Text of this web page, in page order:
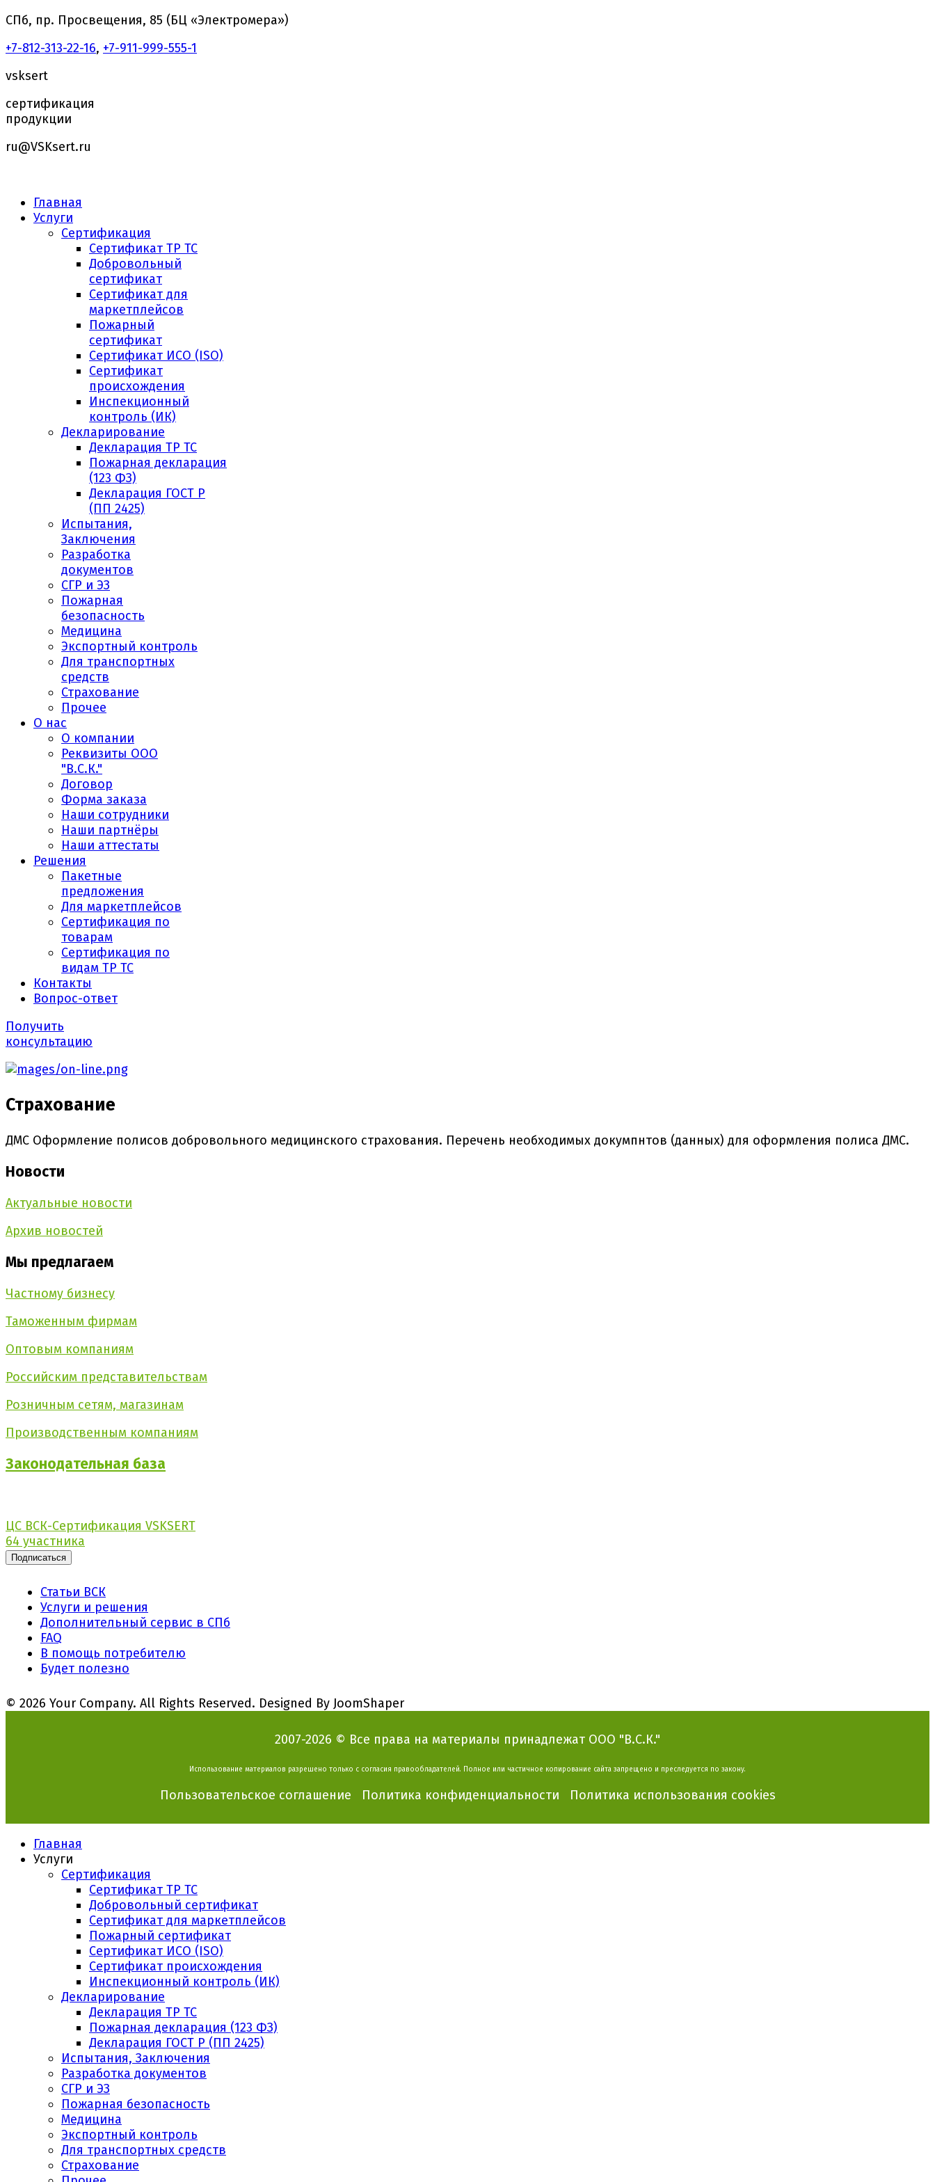
СПб, пр. Просвещения, 85 (БЦ «Электромера»)
+7-812-313-22-16, +7-911-999-555-1
vsksert
сертификация
продукции
ru@VSKsert.ru
Главная
Услуги
Сертификация
Сертификат ТР ТС
Добровольный
сертификат
Сертификат для
маркетплейсов
Пожарный
сертификат
Сертификат ИСО (ISO)
Сертификат
происхождения
Инспекционный
контроль (ИК)
Декларирование
Декларация ТР ТС
Пожарная декларация
(123 ФЗ)
Декларация ГОСТ Р
(ПП 2425)
Испытания,
Заключения
Разработка
документов
СГР и ЭЗ
Пожарная
безопасность
Медицина
Экспортный контроль
Для транспортных
средств
Страхование
Прочее
О нас
О компании
Реквизиты ООО
"В.С.К."
Договор
Форма заказа
Наши сотрудники
Наши партнёры
Наши аттестаты
Решения
Пакетные
предложения
Для маркетплейсов
Сертификация по
товарам
Сертификация по
видам ТР ТС
Контакты
Вопрос-ответ
Получить
консультацию
Страхование
ДМС Оформление полисов добровольного медицинского страхования. Перечень необходимых докумпнтов (данных) для оформления полиса ДМС.
Новости
Актуальные новости
Архив новостей
Мы предлагаем
Частному бизнесу
Таможенным фирмам
Оптовым компаниям
Российским представительствам
Розничным сетям, магазинам
Производственным компаниям
Законодательная база
ЦС ВСК-Сертификация VSKSERT
64 участника
Подписаться
Статьи ВСК
Услуги и решения
Дополнительный сервис в СПб
FAQ
В помощь потребителю
Будет полезно
© 2026 Your Company. All Rights Reserved. Designed By JoomShaper
2007-2026 © Все права на материалы принадлежат ООО "В.С.К."
Использование материалов разрешено только с согласия правообладателей. Полное или частичное копирование сайта запрещено и преследуется по закону.
Пользовательское соглашение Политика конфиденциальности Политика использования cookies
Главная
Услуги
Сертификация
Сертификат ТР ТС
Добровольный сертификат
Сертификат для маркетплейсов
Пожарный сертификат
Сертификат ИСО (ISO)
Сертификат происхождения
Инспекционный контроль (ИК)
Декларирование
Декларация ТР ТС
Пожарная декларация (123 ФЗ)
Декларация ГОСТ Р (ПП 2425)
Испытания, Заключения
Разработка документов
СГР и ЭЗ
Пожарная безопасность
Медицина
Экспортный контроль
Для транспортных средств
Страхование